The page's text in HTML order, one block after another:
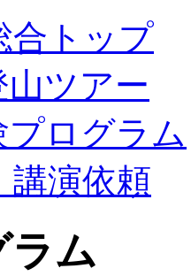
合トップ
ツアー
ログラム
講演依頼
ラム